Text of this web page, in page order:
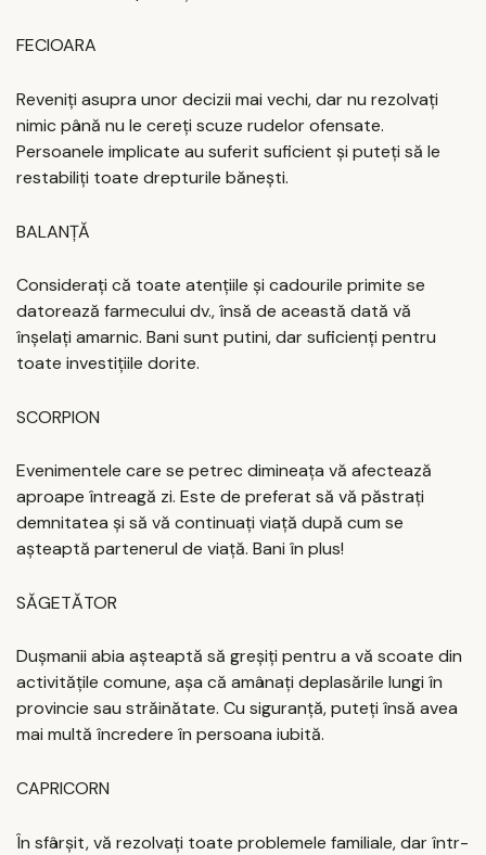
FECIOARA
Reveniți asupra unor decizii mai vechi, dar nu rezolvați
nimic până nu le cereți scuze rudelor ofensate.
Persoanele implicate au suferit suficient și puteți să le
restabiliți toate drepturile bănești.
BALANȚĂ
Considerați că toate atențiile și cadourile primite se
datorează farmecului dv., însă de această dată vă
înșelați amarnic. Bani sunt putini, dar suficienți pentru
toate investițiile dorite.
SCORPION
Evenimentele care se petrec dimineața vă afectează
aproape întreagă zi. Este de preferat să vă păstrați
demnitatea și să vă continuați viață după cum se
așteaptă partenerul de viață. Bani în plus!
SĂGETĂTOR
Dușmanii abia așteaptă să greșiți pentru a vă scoate din
activitățile comune, așa că amânați deplasările lungi în
provincie sau străinătate. Cu siguranță, puteți însă avea
mai multă încredere în persoana iubită.
CAPRICORN
În sfârșit, vă rezolvați toate problemele familiale, dar într-